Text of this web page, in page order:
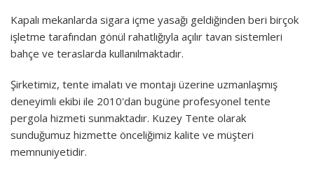
Kapalı mekanlarda sigara içme yasağı geldiğinden beri birçok
işletme tarafından gönül rahatlığıyla açılır tavan sistemleri
bahçe ve teraslarda kullanılmaktadır.
Şirketimiz, tente imalatı ve montajı üzerine uzmanlaşmış
deneyimli ekibi ile 2010'dan bugüne profesyonel tente
pergola hizmeti sunmaktadır. Kuzey Tente olarak
sunduğumuz hizmette önceliğimiz kalite ve müşteri
memnuniyetidir.